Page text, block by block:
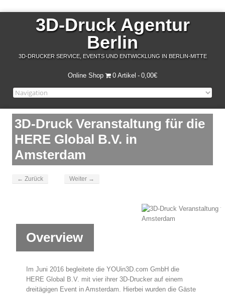
3D-Druck Agentur
Berlin
3D-DRUCKER SERVICE, EVENTS UND ENTWICKLUNG IN BERLIN-MITTE
Online Shop 0 Artikel 0,00€
3D-Druck Veranstaltung für die
HERE Global B.V. in
Amsterdam
← Zurück Weiter →
Overview
Im Juni 2016 begleitete die YOUin3D.com GmbH die
HERE Global B.V. mit vier ihrer 3D-Drucker auf einem
dreitägigen Event in Amsterdam. Hierbei wurden die Gäste